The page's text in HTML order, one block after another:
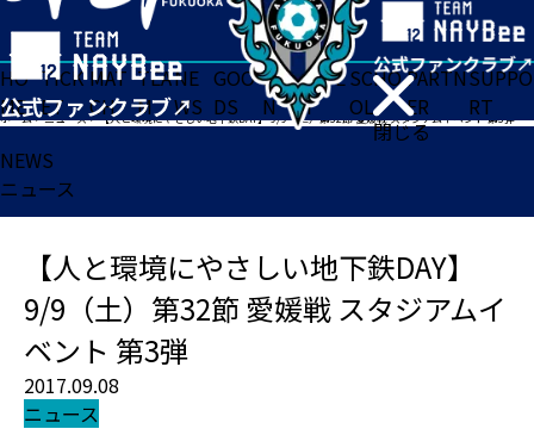
閉じる
HO
ME
TICK
ET
MAT
CH
TEA
M
NE
WS
GOO
DS
FA
N
ACADE
MY
SCHO
OL
PARTN
ER
SUPPO
RT
ホーム>ニュース>【人と環境にやさしい地下鉄DAY】 9/9（土）第32節 愛媛戦 スタジアムイベント 第3弾
NEWS
ニュース
【人と環境にやさしい地下鉄DAY】
9/9（土）第32節 愛媛戦 スタジアムイ
ベント 第3弾
2017.09.08
ニュース